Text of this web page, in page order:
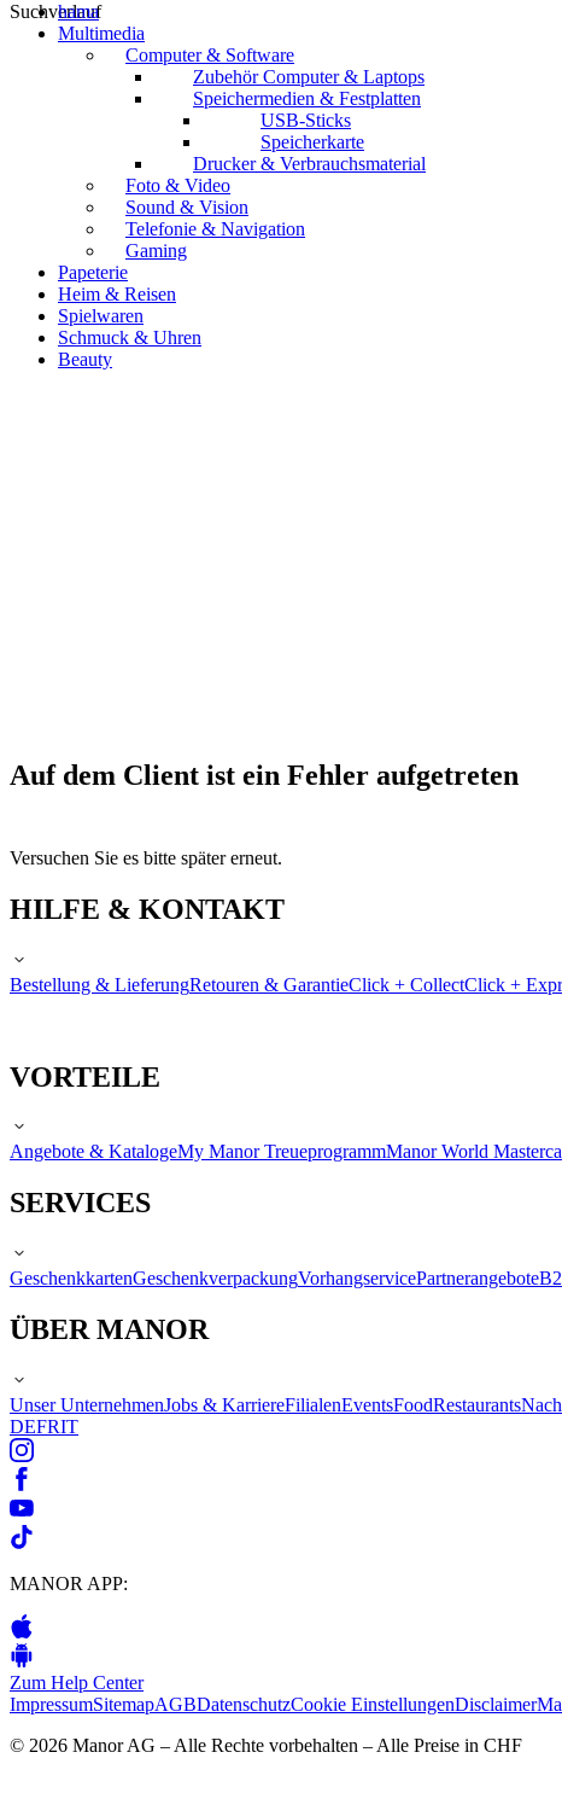
Suchverlauf
hama
Multimedia
Computer & Software
Zubehör Computer & Laptops
Speichermedien & Festplatten
USB-Sticks
Speicherkarte
Drucker & Verbrauchsmaterial
Foto & Video
Sound & Vision
Telefonie & Navigation
Gaming
Papeterie
Heim & Reisen
Spielwaren
Schmuck & Uhren
Beauty
Auf dem Client ist ein Fehler aufgetreten
Versuchen Sie es bitte später erneut.
HILFE & KONTAKT
Bestellung & LieferungRetouren & GarantieClick + CollectClick +
VORTEILE
Angebote & KatalogeMy Manor TreueprogrammManor World
SERVICES
GeschenkkartenGeschenkverpackungVorhangservicePartnerangebote
ÜBER MANOR
Unser UnternehmenJobs & KarriereFilialenEventsFoodRestaurants
DEFRIT
MANOR APP:
Zum Help Center
ImpressumSitemapAGBDatenschutzCookie EinstellungenDisclaimer
© 2026 Manor AG – Alle Rechte vorbehalten – Alle Preise in CHF